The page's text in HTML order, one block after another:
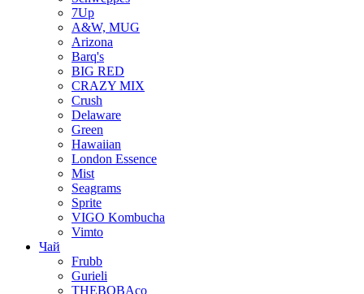
7Up
A&W, MUG
Arizona
Barq's
BIG RED
CRAZY MIX
Crush
Delaware
Green
Hawaiian
London Essence
Mist
Seagrams
Sprite
VIGO Kombucha
Vimto
Чай
Frubb
Gurieli
THEBOBAco